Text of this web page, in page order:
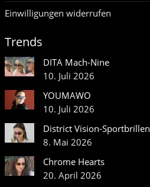
Einwilligungen widerrufen
Trends
DITA Mach-Nine
10. Juli 2026
YOUMAWO
10. Juli 2026
District Vision-Sportbrillen
8. Mai 2026
Chrome Hearts
20. April 2026